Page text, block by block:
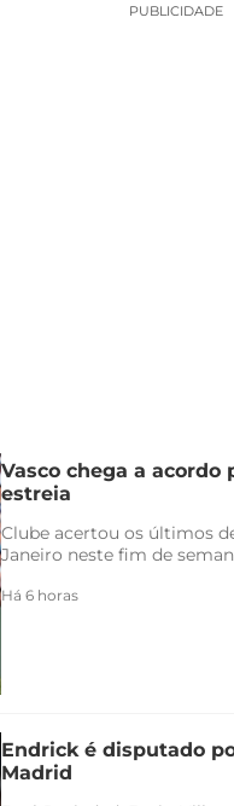
PUBLICIDADE
Vasco chega a acordo
estreia
Clube acertou os últimos
Janeiro neste fim de
Há 6 horas
Endrick é disputado
Madrid